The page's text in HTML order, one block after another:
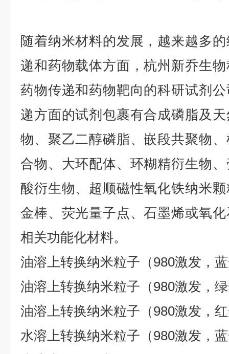
随着纳米材料的发展，越来越多
递和药物载体方面，杭州新乔生
药物传递和药物靶向的科研试剂
递方面的试剂包裹有合成磷脂及
物、聚乙二醇磷脂、嵌段共聚物
合物、大环配体、环糊精衍生物
酸衍生物、超顺磁性氧化铁纳米
金棒、荧光量子点、石墨烯或氧
相关功能化材料。
油溶上转换纳米粒子（980激发，
油溶上转换纳米粒子（980激发，
油溶上转换纳米粒子（980激发，
水溶上转换纳米粒子（980激发，